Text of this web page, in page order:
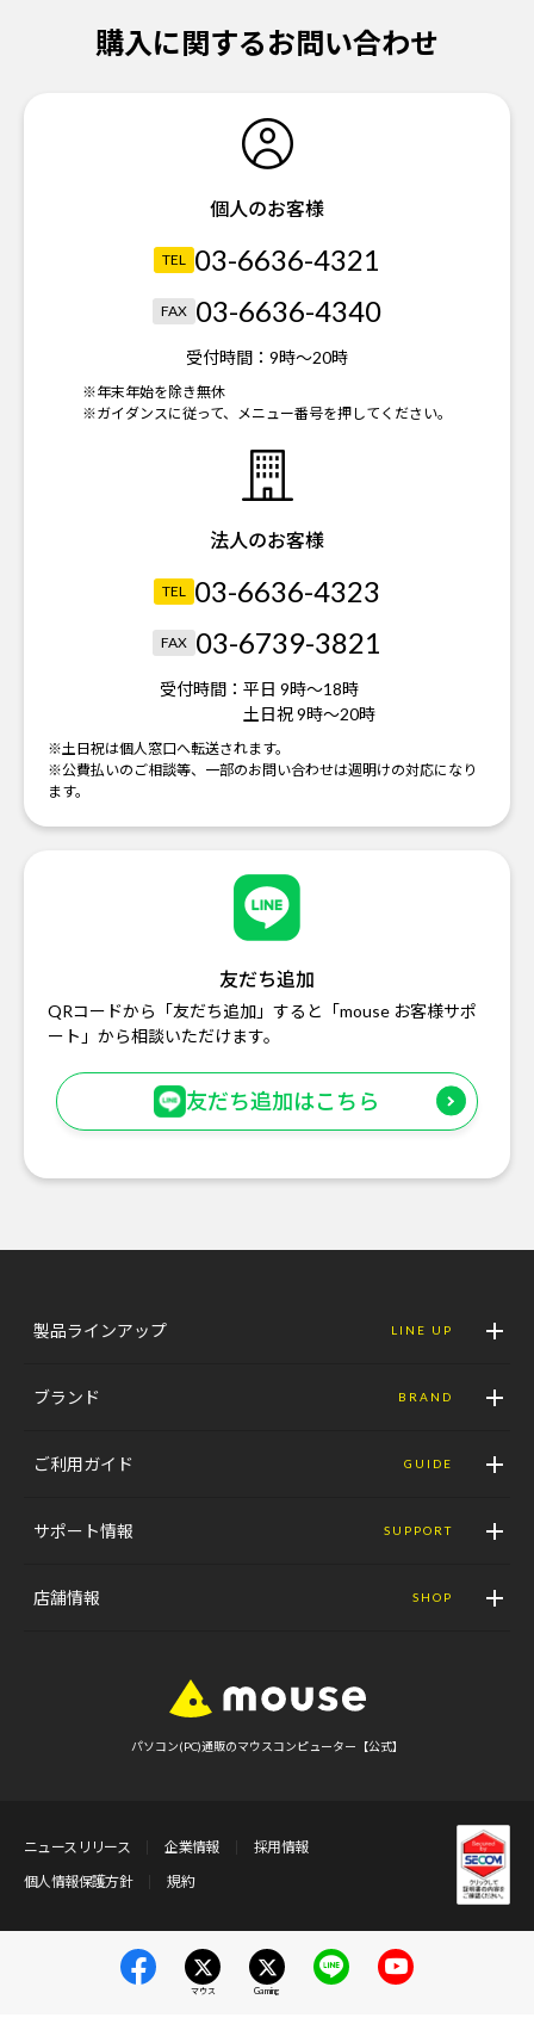
購入に関するお問い合わせ
個人のお客様
TEL 03-6636-4321
FAX 03-6636-4340
受付時間： 9時～20時
※年末年始を除き無休
※ガイダンスに従って、メニュー番号を押してください。
法人のお客様
TEL 03-6636-4323
FAX 03-6739-3821
受付時間： 平日 9時～18時
土日祝 9時～20時
※土日祝は個人窓口へ転送されます。
※公費払いのご相談等、一部のお問い合わせは週明けの対応になり
ます。
友だち追加
QRコードから「友だち追加」すると「mouse お客様サポ
ート」から相談いただけます。
友だち追加はこちら
製品ラインアップ LINE UP
ブランド BRAND
ご利用ガイド GUIDE
サポート情報 SUPPORT
店舗情報 SHOP
パソコン(PC)通販のマウスコンピューター【公式】
ニュースリリース 企業情報
採用情報
個人情報保護方針
規約
マウス Gaming